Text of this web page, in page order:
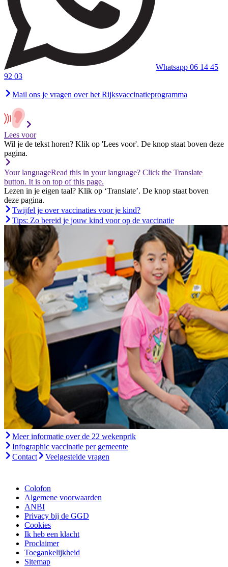
Whatsapp 06 14 45
92 03
Mail ons je vragen over het Rijksvaccinatieprogramma
Lees voor
Wil je de tekst horen? Klik op 'Lees voor'. De knop staat boven deze
pagina.
Your languageRead this in your language? Click the Translate
button. It is on top of this page.
Lezen in je eigen taal? Klik op ‘Translate’. De knop staat boven
deze pagina.
Twijfel je over vaccinaties voor je kind?
Tips: Zo bereid je jouw kind voor op de vaccinatie
Meer informatie over de 22 wekenprik
Infographic vaccinatie per gemeente
Contact
Veelgestelde vragen
Colofon
Algemene voorwaarden
ANBI
Privacy bij de GGD
Cookies
Ik heb een klacht
Proclaimer
Toegankelijkheid
Sitemap